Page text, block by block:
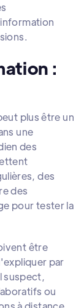
information
:
plus être un
une
des
des
des
pour tester la
être
par
suspect,
ou